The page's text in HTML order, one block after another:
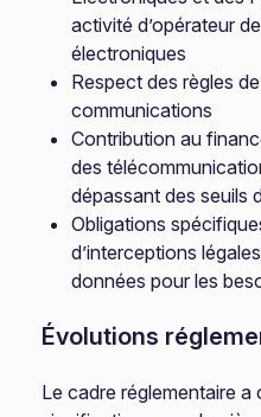
activité d’opérateur
électroniques
Respect des règles
communications
Contribution au
des
dépassant des seuils
Obligations
d’interceptions
données pour les
Évolutions
Le cadre réglementaire